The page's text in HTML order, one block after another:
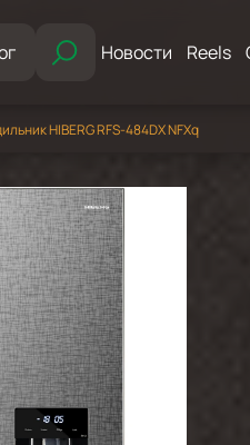
Новости Reels
HIBERG RFS-484DX NFXq